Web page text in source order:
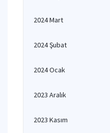
2024 Mart
2024 Şubat
2024 Ocak
2023 Aralık
2023 Kasım